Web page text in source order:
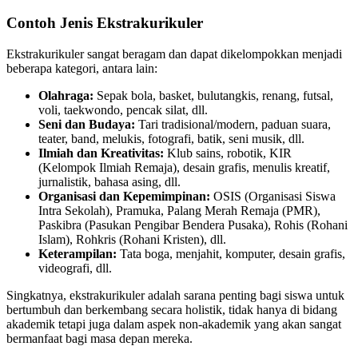
Contoh Jenis Ekstrakurikuler
Ekstrakurikuler sangat beragam dan dapat dikelompokkan menjadi
beberapa kategori, antara lain:
Olahraga: Sepak bola, basket, bulutangkis, renang, futsal,
voli, taekwondo, pencak silat, dll.
Seni dan Budaya: Tari tradisional/modern, paduan suara,
teater, band, melukis, fotografi, batik, seni musik, dll.
Ilmiah dan Kreativitas: Klub sains, robotik, KIR
(Kelompok Ilmiah Remaja), desain grafis, menulis kreatif,
jurnalistik, bahasa asing, dll.
Organisasi dan Kepemimpinan: OSIS (Organisasi Siswa
Intra Sekolah), Pramuka, Palang Merah Remaja (PMR),
Paskibra (Pasukan Pengibar Bendera Pusaka), Rohis (Rohani
Islam), Rohkris (Rohani Kristen), dll.
Keterampilan: Tata boga, menjahit, komputer, desain grafis,
videografi, dll.
Singkatnya, ekstrakurikuler adalah sarana penting bagi siswa untuk
bertumbuh dan berkembang secara holistik, tidak hanya di bidang
akademik tetapi juga dalam aspek non-akademik yang akan sangat
bermanfaat bagi masa depan mereka.